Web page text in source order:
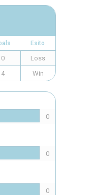
Esito
0
Loss
4 Win
0
0
0